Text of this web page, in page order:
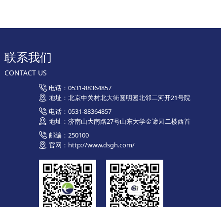
联系我们
CONTACT US
电话：0531-88364857
地址：北京中关村北大街圆明园北邻二河开21号院
电话：0531-88364857
地址：济南山大南路27号山东大学金谛园二楼西首
邮编：250100
官网：http://www.dsgh.com/